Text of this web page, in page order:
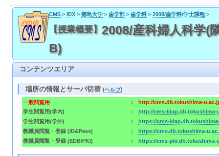
CMS> IDX> 徳島大学> 歯学部> 歯学科> 2008/歯学科/学士課程>
【授業概要】 2008/産科婦人科学(
B)
コンテンツエリア
場所の情報とサーバ切替(ヘルプ)
一般閲覧用 :
http://cms.db.tokushima-
学生閲覧用(学内)
:
http://cms-ldap.db.tokushima-
学生閲覧用(学外)
:
https://cms-
教職員閲覧・登録 (ID&Pass)
:
https://cms.db.tokushima-
教職員閲覧・登録 (EDB/PKI)
: https://cms-pki.db.tokushima-